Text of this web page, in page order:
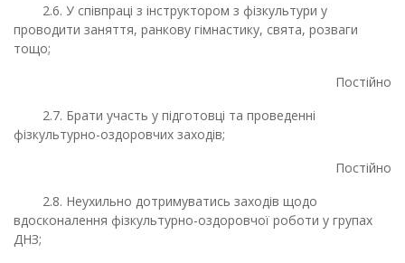
2.6. У співпраці з інструктором з фізкультури у
проводити заняття, ранкову гімнастику, свята, розваги
тощо;
Постійно
2.7. Брати участь у підготовці та проведенні
фізкультурно-оздоровчих заходів;
Постійно
2.8. Неухильно дотримуватись заходів щодо
вдосконалення фізкультурно-оздоровчої роботи у групах
ДНЗ;